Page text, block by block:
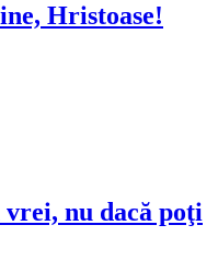
Hristoase!
nu dacă poţi